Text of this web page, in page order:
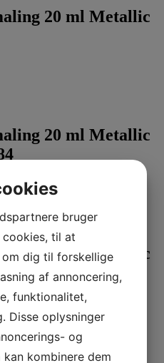
20 ml Metallic
20 ml Metallic
20 ml Metallic
bruger
til at
dig til forskellige
af annoncering,
funktionalitet,
Disse oplysninger
og
kombinere dem